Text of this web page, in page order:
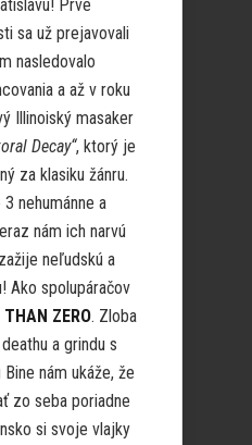
Prvé
sa už prejavovali
nasledovalo
a až v roku
Illinoiský masaker
Decay“, ktorý je
za klasiku žánru.
nehumánne a
nám ich narvú
neľudskú a
Ako spolupáračov
THAN ZERO. Zloba
a grindu s
nám ukáže, že
zo seba poriadne
si svoje vlajky